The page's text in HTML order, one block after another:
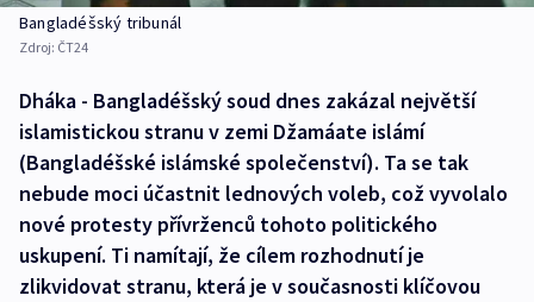
Bangladéšský tribunál
Zdroj: ČT24
Dháka - Bangladéšský soud dnes zakázal největší
islamistickou stranu v zemi Džamáate islámí
(Bangladéšské islámské společenství). Ta se tak
nebude moci účastnit lednových voleb, což vyvolalo
nové protesty přívrženců tohoto politického
uskupení. Ti namítají, že cílem rozhodnutí je
zlikvidovat stranu, která je v současnosti klíčovou